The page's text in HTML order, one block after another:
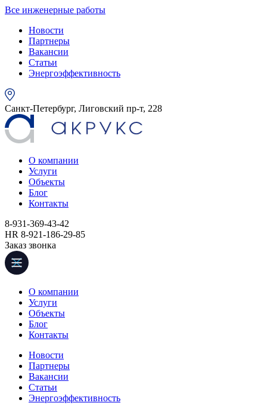
Все инженерные работы
Новости
Партнеры
Вакансии
Статьи
Энергоэффективность
Санкт-Петербург, Лиговский пр-т, 228
О компании
Услуги
Объекты
Блог
Контакты
8-931-369-43-42
HR 8-921-186-29-85
Заказ звонка
О компании
Услуги
Объекты
Блог
Контакты
Новости
Партнеры
Вакансии
Статьи
Энергоэффективность